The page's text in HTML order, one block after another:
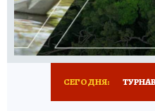
СЕГОДНЯ: